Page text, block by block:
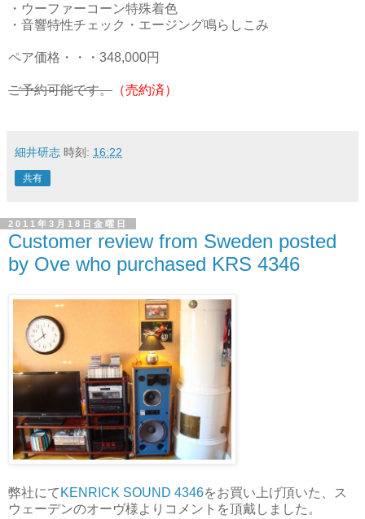
・ウーファーコーン特殊着色
・音響特性チェック・エージング鳴らしこみ
ペア価格・・・348,000円
ご予約可能です。 （売約済）
細井研志 時刻: 16:22
共有
2011年3月18日金曜日
Customer review from Sweden posted
by Ove who purchased KRS 4346
弊社にて KENRICK SOUND 4346をお買い上げ頂いた、ス
ウェーデンのオーヴ様よりコメントを頂戴しました。